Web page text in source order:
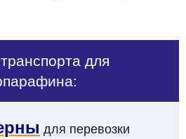
для
для перевозки